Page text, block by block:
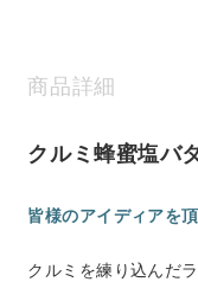
商品詳細
クルミ蜂蜜塩バ
皆様のアイディアを
クルミを練り込んだ